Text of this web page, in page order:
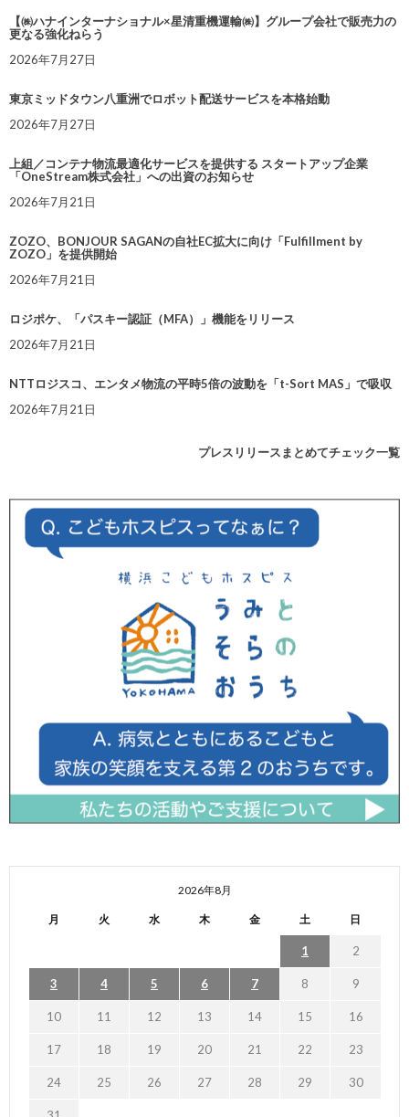
【㈱ハナインターナショナル×星清重機運輸㈱】グループ会社で販売力の
更なる強化ねらう
2026年7月27日
東京ミッドタウン八重洲でロボット配送サービスを本格始動
2026年7月27日
上組／コンテナ物流最適化サービスを提供する スタートアップ企業
「OneStream株式会社」への出資のお知らせ
2026年7月21日
ZOZO、BONJOUR SAGANの自社EC拡大に向け「Fulfillment by
ZOZO」を提供開始
2026年7月21日
ロジポケ、「パスキー認証（MFA）」機能をリリース
2026年7月21日
NTTロジスコ、エンタメ物流の平時5倍の波動を「t-Sort MAS」で吸収
2026年7月21日
プレスリリースまとめてチェック一覧
2026年8月
月 火 水 木 金 土 日
1 2
3 4 5 6 7 8 9
10 11 12 13 14 15 16
17 18 19 20 21 22 23
24 25 26 27 28 29 30